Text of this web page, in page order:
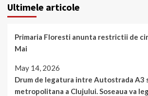
Ultimele articole
Primaria Floresti anunta restrictii de
Mai
May 14, 2026
Drum de legatura intre Autostrada A3
metropolitana a Clujului. Soseaua va